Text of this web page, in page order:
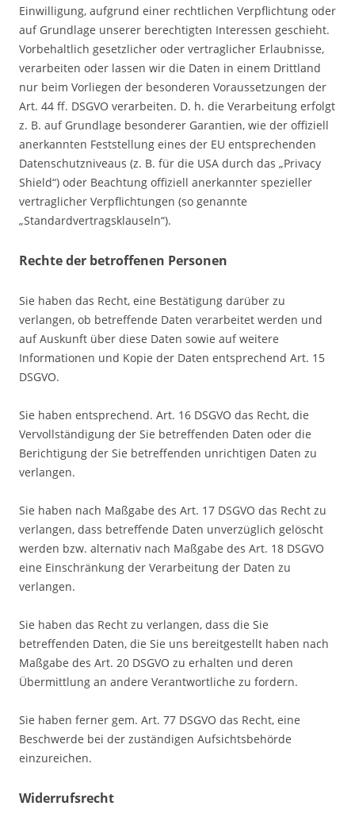
Einwilligung, aufgrund einer rechtlichen Verpflichtung oder
auf Grundlage unserer berechtigten Interessen geschieht.
Vorbehaltlich gesetzlicher oder vertraglicher Erlaubnisse,
verarbeiten oder lassen wir die Daten in einem Drittland
nur beim Vorliegen der besonderen Voraussetzungen der
Art. 44 ff. DSGVO verarbeiten. D. h. die Verarbeitung erfolgt
z. B. auf Grundlage besonderer Garantien, wie der offiziell
anerkannten Feststellung eines der EU entsprechenden
Datenschutzniveaus (z. B. für die USA durch das „Privacy
Shield“) oder Beachtung offiziell anerkannter spezieller
vertraglicher Verpflichtungen (so genannte
„Standardvertragsklauseln“).
Rechte der betroffenen Personen
Sie haben das Recht, eine Bestätigung darüber zu
verlangen, ob betreffende Daten verarbeitet werden und
auf Auskunft über diese Daten sowie auf weitere
Informationen und Kopie der Daten entsprechend Art. 15
DSGVO.
Sie haben entsprechend. Art. 16 DSGVO das Recht, die
Vervollständigung der Sie betreffenden Daten oder die
Berichtigung der Sie betreffenden unrichtigen Daten zu
verlangen.
Sie haben nach Maßgabe des Art. 17 DSGVO das Recht zu
verlangen, dass betreffende Daten unverzüglich gelöscht
werden bzw. alternativ nach Maßgabe des Art. 18 DSGVO
eine Einschränkung der Verarbeitung der Daten zu
verlangen.
Sie haben das Recht zu verlangen, dass die Sie
betreffenden Daten, die Sie uns bereitgestellt haben nach
Maßgabe des Art. 20 DSGVO zu erhalten und deren
Übermittlung an andere Verantwortliche zu fordern.
Sie haben ferner gem. Art. 77 DSGVO das Recht, eine
Beschwerde bei der zuständigen Aufsichtsbehörde
einzureichen.
Widerrufsrecht